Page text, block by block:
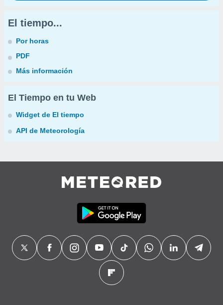
El tiempo...
Por horas
PDF
Más información
El Tiempo en tu Web
Widget de El tiempo
API de Meteorología